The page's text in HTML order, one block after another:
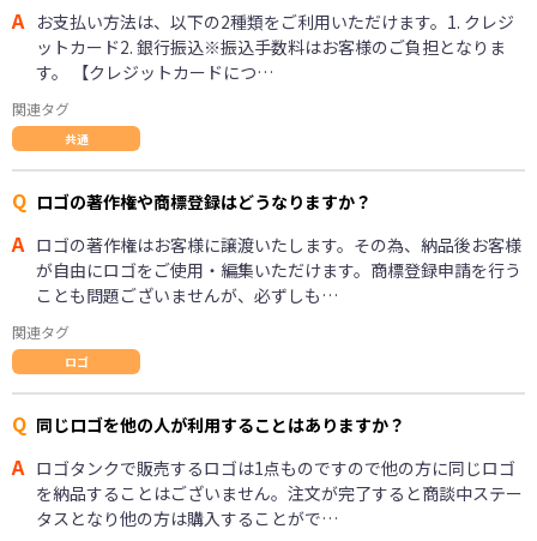
A お支払い方法は、以下の2種類をご利用いただけます。1. クレジ
ットカード2. 銀行振込※振込手数料はお客様のご負担となりま
す。 【クレジットカードにつ…
関連タグ
共通
Q ロゴの著作権や商標登録はどうなりますか？
A ロゴの著作権はお客様に譲渡いたします。その為、納品後お客様
が自由にロゴをご使用・編集いただけます。商標登録申請を行う
ことも問題ございませんが、必ずしも…
関連タグ
ロゴ
Q 同じロゴを他の人が利用することはありますか？
A ロゴタンクで販売するロゴは1点ものですので他の方に同じロゴ
を納品することはございません。注文が完了すると商談中ステー
タスとなり他の方は購入することがで…